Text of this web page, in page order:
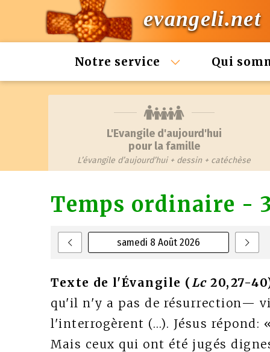
evangeli.net
Notre service Qui
L'Evangile d'aujourd'hui
pour la famille
L’évangile d’aujourd’hui + dessin + catéchèse
samedi 8 Août 2026
Temps ordinaire -
Texte de l'Évangile (Lc20,27-
qu'il n'y a pas de résurrection—
l'interrogèrent (…). Jésus répond:
Mais ceux qui ont été jugés